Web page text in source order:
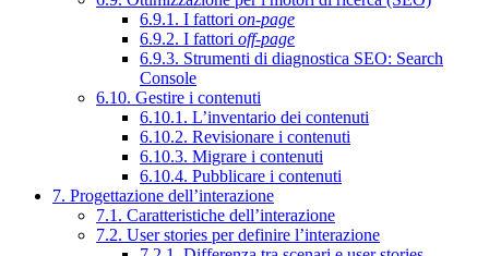
6.9.1. I fattori on-page
6.9.2. I fattori off-page
6.9.3. Strumenti di diagnostica SEO: Search
Console
6.10. Gestire i contenuti
6.10.1. L’inventario dei contenuti
6.10.2. Revisionare i contenuti
6.10.3. Migrare i contenuti
6.10.4. Pubblicare i contenuti
7. Progettazione dell’interazione
7.1. Caratteristiche dell’interazione
7.2. User stories per definire l’interazione